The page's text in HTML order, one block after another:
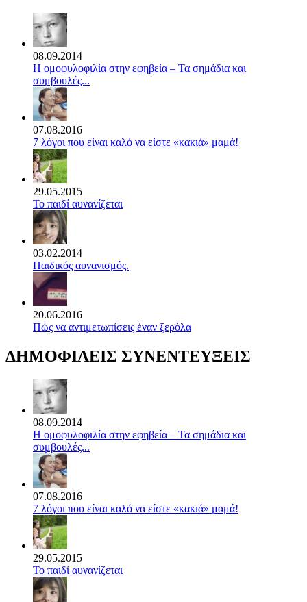
08.09.2014
Η ομοφυλοφιλία στην εφηβεία – Τα σημάδια και
συμβουλές...
07.08.2016
7 λόγοι που είναι καλό να είστε «κακιά» μαμά!
29.05.2015
Το παιδί αυνανίζεται
03.02.2014
Παιδικός αυνανισμός.
20.06.2016
Πώς να αντιμετωπίσεις έναν ξερόλα
ΔΗΜΟΦΙΛΕΙΣ ΣΥΝΕΝΤΕΥΞΕΙΣ
08.09.2014
Η ομοφυλοφιλία στην εφηβεία – Τα σημάδια και
συμβουλές...
07.08.2016
7 λόγοι που είναι καλό να είστε «κακιά» μαμά!
29.05.2015
Το παιδί αυνανίζεται